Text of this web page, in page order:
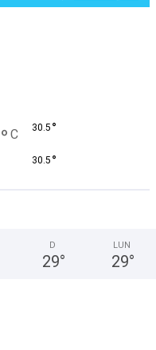
° C 30.5 °
30.5 °
D
29°
LUN
29°